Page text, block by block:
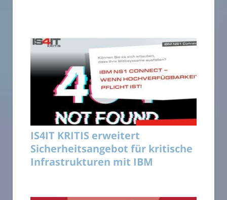
IS4IT KRITIS erweitert
Sicherheitsangebot für kritische
Infrastrukturen mit IBM